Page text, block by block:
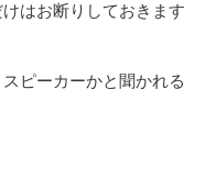
はお断りしておきます
ピーカーかと聞かれる